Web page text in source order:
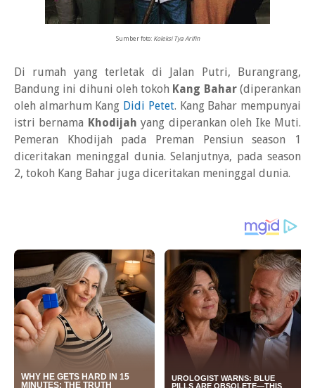
Sumber foto: Koleksi Tya Arifin
Di rumah yang terletak di Jalan Putri, Burangrang,
Bandung ini dihuni oleh tokoh Kang Bahar(diperankan
oleh almarhum Kang Didi Petet. Kang Bahar mempunyai
istri bernama Khodijahyang diperankan oleh Ike Muti.
Pemeran Khodijah pada Preman Pensiun season 1
diceritakan meninggal dunia. Selanjutnya, pada season
2, tokoh Kang Bahar juga diceritakan meninggal dunia.